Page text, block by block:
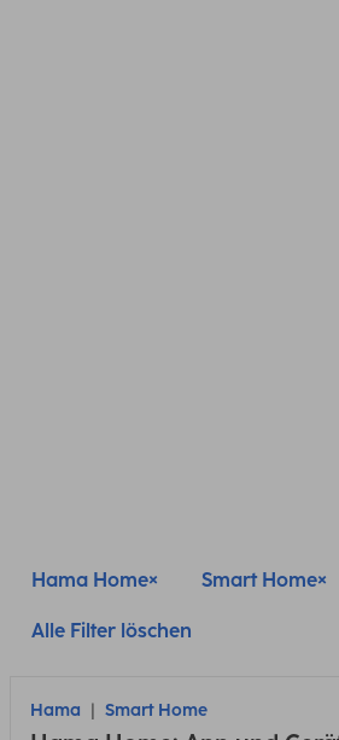
Hama Home Smart Home
Alle Filter löschen
Hama Smart Home